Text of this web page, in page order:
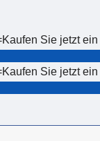
Sie jetzt
Sie jetzt